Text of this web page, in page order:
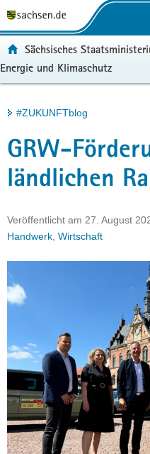
t
a
l
e
r
g
r
i
f
d
e
v
a
t
i
o
u
p
t
h
a
l
t
e
r
v
e
Portalübergreifende
Sächsisches
Energie und Klimaschutz
Hauptinhalt
#ZUKUNFTblog
GRW-
ländlichen
Veröffentlicht am 27. August
Handwerk Wirtschaft